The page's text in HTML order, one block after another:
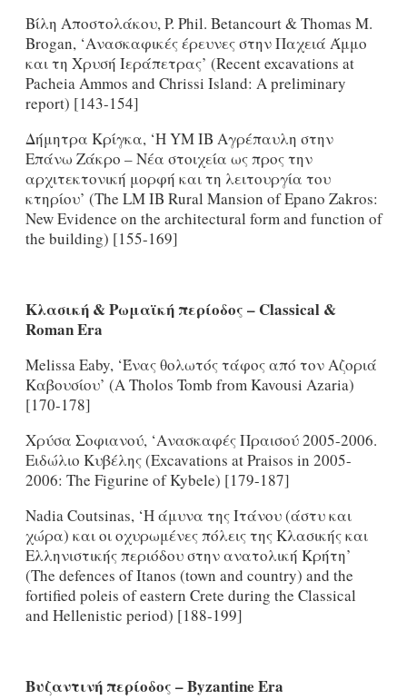
Βίλη Αποστολάκου, P. Phil. Betancourt & Thomas M.
Brogan, ‘Ανασκαφικές έρευνες στην Παχειά Άμμο
και τη Χρυσή Ιεράπετρας’ (Recent excavations at
Pacheia Ammos and Chrissi Island: A preliminary
report) [143-154]
Δήμητρα Κρίγκα, ‘H YM IB Αγρέπαυλη στην
Επάνω Ζάκρο – Νέα στοιχεία ως προς την
αρχιτεκτονική μορφή και τη λειτουργία του
κτηρίου’ (The LM IB Rural Mansion of Epano Zakros:
New Evidence on the architectural form and function of
the building) [155-169]
Κλασική & Ρωμαϊκή περίοδος – Classical&
RomanEra
Melissa Eaby, ‘Ένας θολωτός τάφος από τον Αζοριά
Καβουσίου’ (A Tholos Tomb from Kavousi Azaria)
[170-178]
Χρύσα Σοφιανού, ‘Ανασκαφές Πραισού 2005-2006.
Ειδώλιο Κυβέλης (Excavations at Praisos in 2005-
2006: The Figurine of Kybele) [179-187]
Nadia Coutsinas, ‘H άμυνα της Ιτάνου (άστυ και
χώρα) και οι οχυρωμένες πόλεις της Κλασικής και
Ελληνιστικής περιόδου στην ανατολική Κρήτη’
(The defences of Itanos (town and country) and the
fortified poleis of eastern Crete during the Classical
and Hellenistic period) [188-199]
Βυζαντινήπερίοδος – Byzantine Era